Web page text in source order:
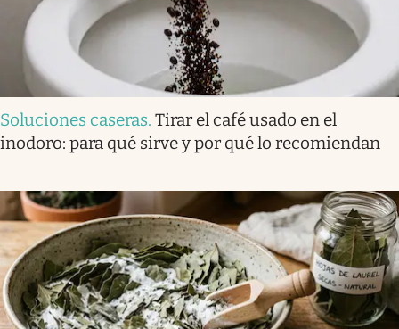
Soluciones caseras. Tirar el café usado en el
inodoro: para qué sirve y por qué lo recomiendan